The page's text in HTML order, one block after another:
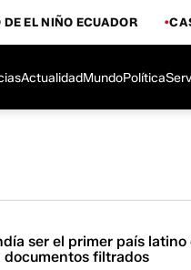
DE EL NIÑO ECUADOR
ActualidadMundoPolítica
ser el primer país
documentos filtrados